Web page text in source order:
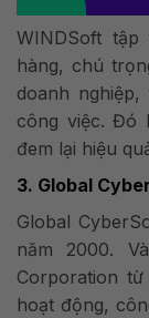
WINDSoft
hàng, chú
doanh
công việc. Đó
đem lại hiệu
3. Global
Global
năm 2000.
Corporation
hoạt động,